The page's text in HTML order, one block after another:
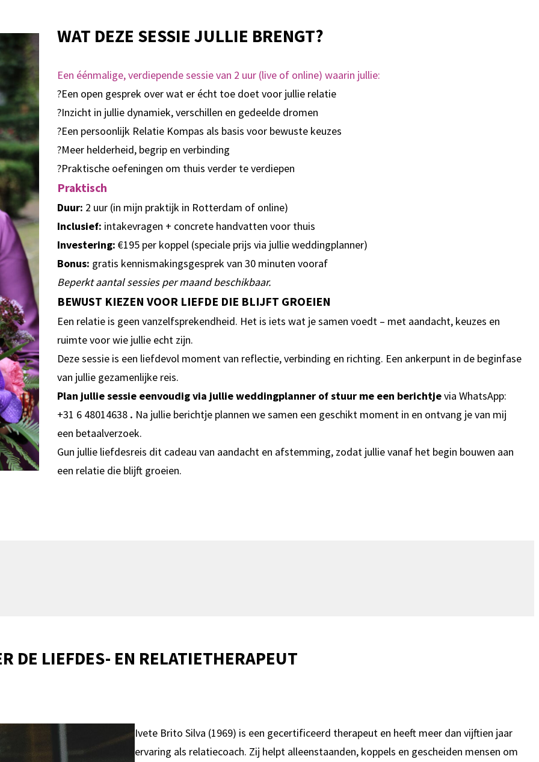
WAT DEZE SESSIE JULLIE BRENGT?
Een éénmalige, verdiepende sessie van 2 uur (live of online) waarin jullie:
?Een open gesprek over wat er écht toe doet voor jullie relatie
?Inzicht in jullie dynamiek, verschillen en gedeelde dromen
?Een persoonlijk Relatie Kompas als basis voor bewuste keuzes
?Meer helderheid, begrip en verbinding
?Praktische oefeningen om thuis verder te verdiepen
Praktisch
Duur: 2 uur (in mijn praktijk in Rotterdam of online)
Inclusief: intakevragen + concrete handvatten voor thuis
Investering: €195 per koppel (speciale prijs via jullie weddingplanner)
Bonus: gratis kennismakingsgesprek van 30 minuten vooraf
Beperkt aantal sessies per maand beschikbaar.
BEWUST KIEZEN VOOR LIEFDE DIE BLIJFT GROEIEN
Een relatie is geen vanzelfsprekendheid. Het is iets wat je samen voedt – met aandacht, keuzes en
ruimte voor wie jullie echt zijn.
Deze sessie is een liefdevol moment van reflectie, verbinding en richting. Een ankerpunt in de beginfase
van jullie gezamenlijke reis.
Plan jullie sessie eenvoudig via jullie weddingplanner of stuur me een berichtjevia WhatsApp:
+31 6 48014638 . Na jullie berichtje plannen we samen een geschikt moment in en ontvang je van mij
een betaalverzoek.
Gun jullie liefdesreis dit cadeau van aandacht en afstemming, zodat jullie vanaf het begin bouwen aan
een relatie die blijft groeien.
DE LIEFDES- EN RELATIETHERAPEUT
Ivete Brito Silva (1969) is een gecertificeerd therapeut en heeft meer dan vijftien jaar
ervaring als relatiecoach. Zij helpt alleenstaanden, koppels en gescheiden mensen om